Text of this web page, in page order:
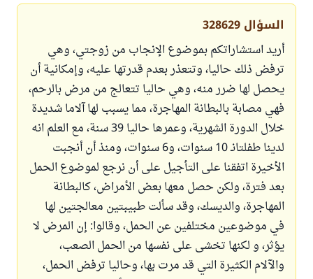
السؤال 328629
أريد استشاراتكم بموضوع الإنجاب من زوجتي، وهي
ترفض ذلك حاليا، وتتعذر بعدم قدرتها عليه، وإمكانية أن
يحصل لها ضرر منه، وهي حاليا تتعالج من مرض بالرحم،
فهي مصابة بالبطانة المهاجرة، مما يسبب لها آلاما شديدة
خلال الدورة الشهرية، وعمرها حاليا 39 سنة، مع العلم انه
لدينا طفلتانـ 10 سنوات، و6 سنوات، ومنذ أن أنجبت
الأخيرة اتفقنا على التأجيل على أن نرجع لموضوع الحمل
بعد فترة، ولكن حصل معها بعض الأمراض، كالبطانة
المهاجرة، والديسك، وقد سألت طبيبتين معالجتين لها
في موضوعين مختلفين عن الحمل، وقالوا: إن المرض لا
يؤثر، و لكنها تخشى على نفسها من الحمل الصعب،
والآلام الكثيرة التي قد مرت بها، وحاليا ترفض الحمل،